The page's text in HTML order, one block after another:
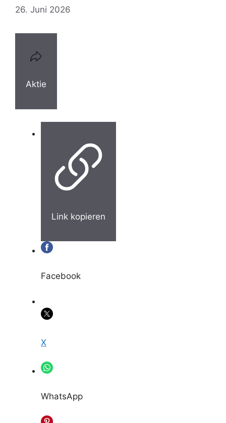
26. Juni 2026
Aktie
Link kopieren
Facebook
X
WhatsApp